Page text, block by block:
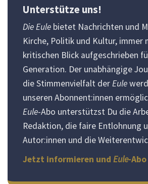
Unterstütze uns!
Die Eule bietet Nachrichten und
Kirche, Politik und Kultur, immer
kritischen Blick aufgeschrieben
Generation. Der unabhängige
die Stimmenvielfalt derEule
unseren Abonnent:innen
Eule-Abo unterstützst Du die
Redaktion, die faire Entlohnung
Autor:innen und die
Jetzt informieren und Eule-